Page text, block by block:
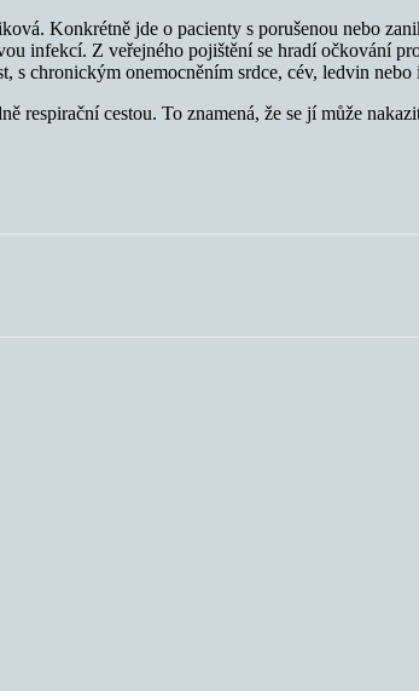
Konkrétně jde o pacienty s porušenou nebo
infekcí. Z veřejného pojištění se hradí očkování
chronickým onemocněním srdce, cév, ledvin nebo
respirační cestou. To znamená, že se jí může